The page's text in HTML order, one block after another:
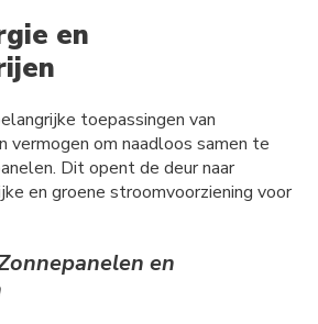
en
toepassingen van
vermogen om naadloos samen te
Dit opent de deur naar
en groene stroomvoorziening voor
en